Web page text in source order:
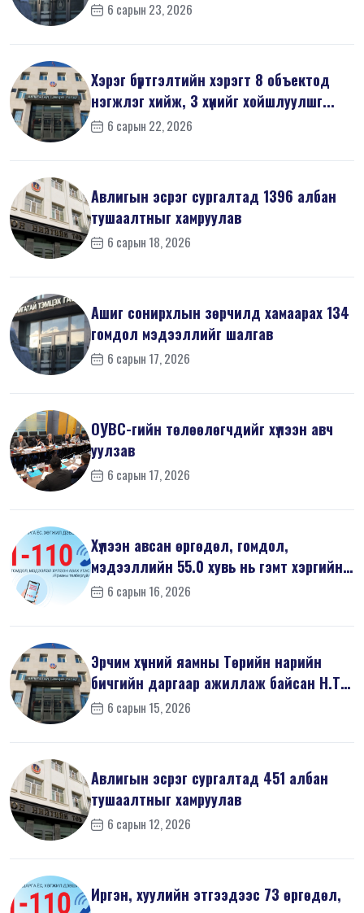
мэдүүл...
6 сарын 23, 2026
Хэрэг бүртгэлтийн хэрэгт 8 объектод
нэгжлэг хийж, 3 хүнийг хойшлуулшг...
6 сарын 22, 2026
Авлигын эсрэг сургалтад 1396 албан
тушаалтныг хамруулав
6 сарын 18, 2026
Ашиг сонирхлын зөрчилд хамаарах 134
гомдол мэдээллийг шалгав
6 сарын 17, 2026
ОУВС-гийн төлөөлөгчдийг хүлээн авч
уулзав
6 сарын 17, 2026
Хүлээн авсан өргөдөл, гомдол,
мэдээллийн 55.0 хувь нь гэмт хэргийн
шин...
6 сарын 16, 2026
Эрчим хүчний яамны Төрийн нарийн
бичгийн даргаар ажиллаж байсан Н.Т
на...6 сарын 15, 2026
Авлигын эсрэг сургалтад 451 албан
тушаалтныг хамруулав
6 сарын 12, 2026
Иргэн, хуулийн этгээдээс 73 өргөдөл,